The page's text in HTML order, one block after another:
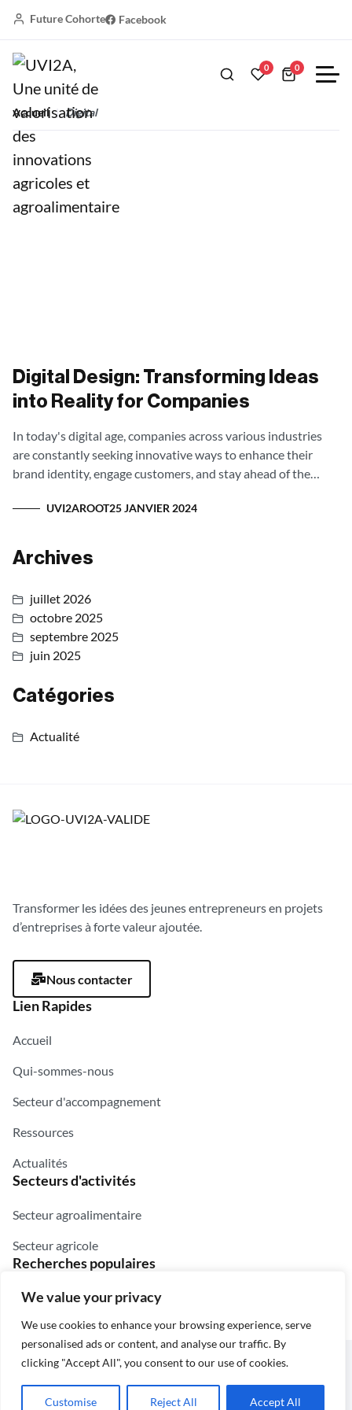
We value your privacy
We use cookies to enhance your browsing experience, serve
personalised ads or content, and analyse our traffic. By
clicking "Accept All", you consent to our use of cookies.
Customise Reject All Accept All
Future Cohorte Facebook
0 0
Digital
Accueil Digital
Digital Design: Transforming Ideas
into Reality for Companies
In today's digital age, companies across various industries
are constantly seeking innovative ways to enhance their
brand identity, engage customers, and stay ahead of the
UVI2AROOT25 JANVIER 2024
Archives
juillet 2026
octobre 2025
septembre 2025
juin 2025
Catégories
Actualité
Transformer les idées des jeunes entrepreneurs en projets
d’entreprises à forte valeur ajoutée.
Nous contacter
Lien Rapides
Accueil
Qui-sommes-nous
Secteur d'accompagnement
Ressources
Actualités
Secteurs d'activités
Secteur agroalimentaire
Secteur agricole
Recherches populaires
Chercheurs Innovateurs
© 2025 — UVI2A
GIZ-ProDigit